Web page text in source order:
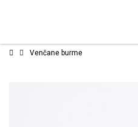
Venčane burme